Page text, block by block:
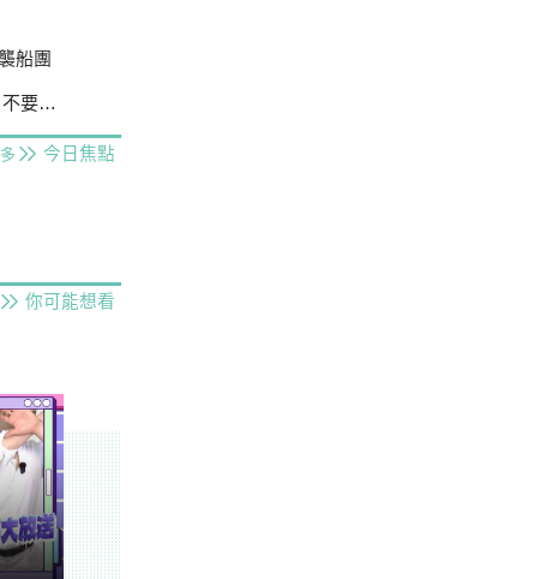
船團
事實
今日焦點
你可能想看